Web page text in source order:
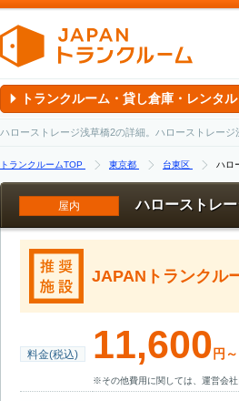
トランクルーム・貸し倉庫・レンタ
ハローストレージ浅草橋2の詳細。ハローストレー
トランクルームTOP 東京都 台東区 ハロ
屋内 ハローストレ
JAPANトランクル
料金(税込) 11,600 円～
※その他費用に関しては、運営会社